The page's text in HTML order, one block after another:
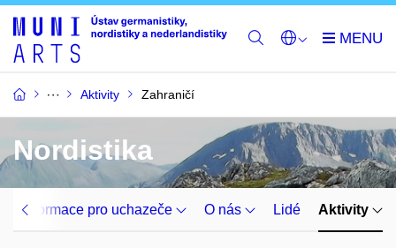
Aktivity Zahraničí
Nordistika
Informace pro uchazeče O nás Lidé Aktivity